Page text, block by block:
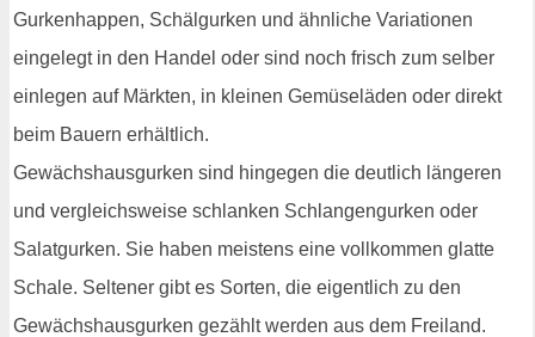
Gurkenhappen, Schälgurken und ähnliche Variationen
eingelegt in den Handel oder sind noch frisch zum selber
einlegen auf Märkten, in kleinen Gemüseläden oder direkt
beim Bauern erhältlich.
Gewächshausgurken sind hingegen die deutlich längeren
und vergleichsweise schlanken Schlangengurken oder
Salatgurken. Sie haben meistens eine vollkommen glatte
Schale. Seltener gibt es Sorten, die eigentlich zu den
Gewächshausgurken gezählt werden aus dem Freiland.